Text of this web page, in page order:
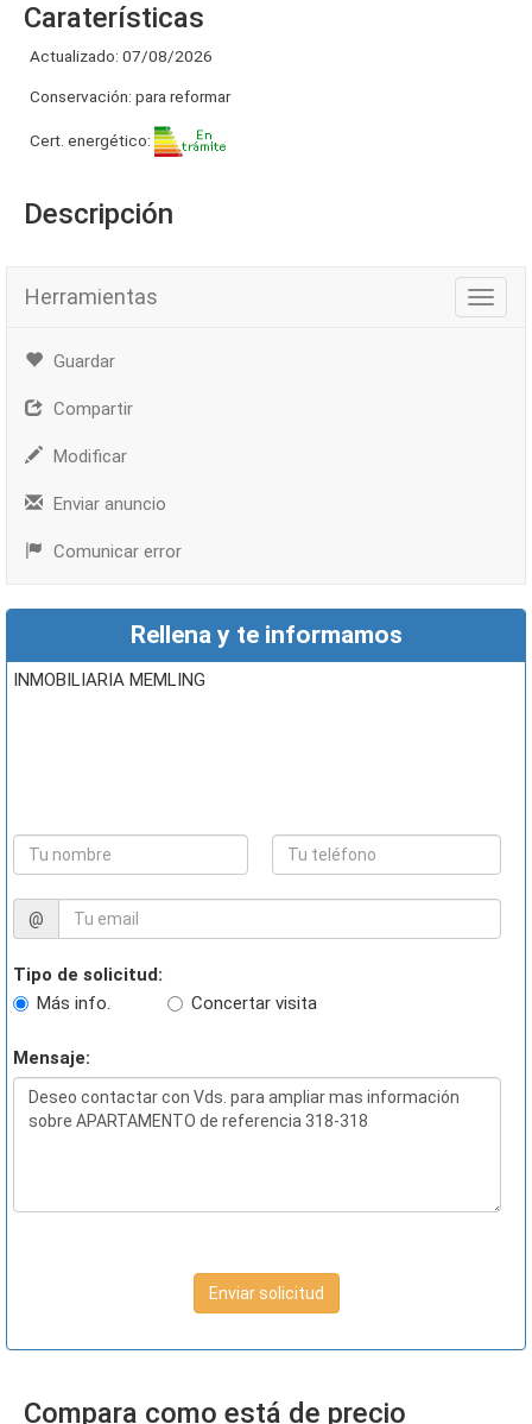
Caraterísticas
Actualizado: 07/08/2026
Conservación: para reformar
Cert. energético:
Descripción
Herramientas
Guardar
Compartir
Modificar
Enviar anuncio
Comunicar error
Rellena y te informamos
INMOBILIARIA MEMLING
@
Tipo de solicitud:
Más info.
Concertar visita
Mensaje:
Enviar solicitud
Compara como está de precio